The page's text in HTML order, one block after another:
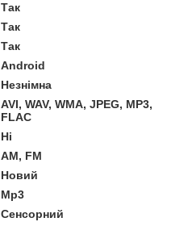
Так
Так
Так
Android
Незнімна
AVI, WAV, WMA, JPEG, MP3,
FLAC
Ні
AM, FM
Новий
Mp3
Сенсорний